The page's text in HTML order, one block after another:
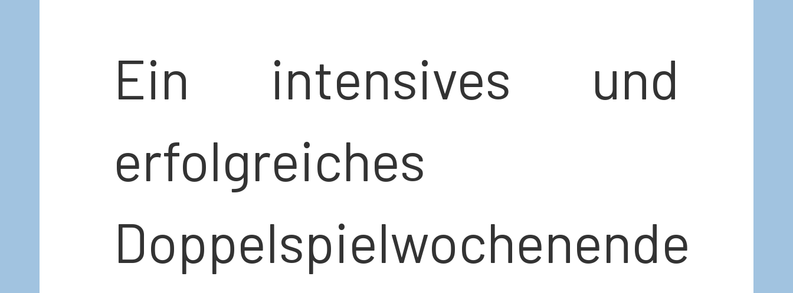
Ein intensives und
erfolgreiches
Doppelspielwochenende